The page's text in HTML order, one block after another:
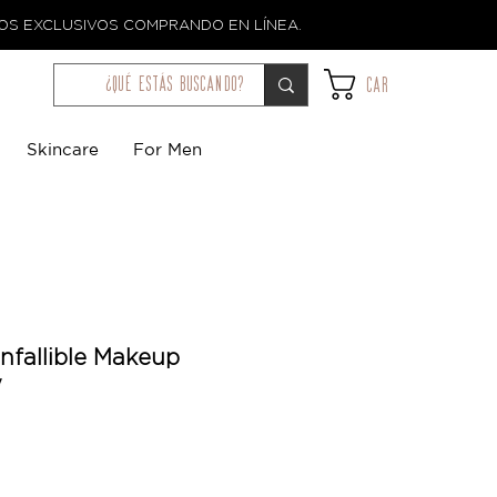
EXCLUSIVOS COMPRANDO EN LÍNEA.
¿qué estás buscando? Car
Skincare For Men
Infallible Makeup